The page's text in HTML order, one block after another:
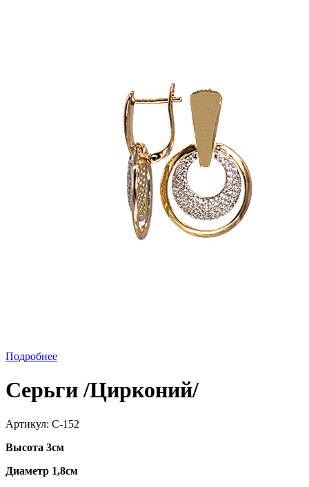
Подробнее
Серьги /Цирконий/
Артикул: С-152
Высота 3см
Диаметр 1,8см